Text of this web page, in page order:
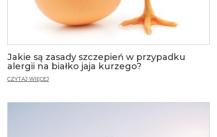
Jakie są zasady szczepień w przypadku
alergii na białko jaja kurzego?
CZYTAJ WIĘCEJ